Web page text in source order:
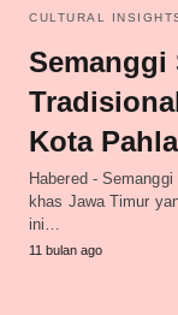
CULTURAL
Semanggi
Kota
Habered -
khas Jawa Timur
ini…
11 bulan ago